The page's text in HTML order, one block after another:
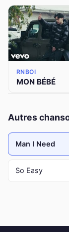
RNBOI
MON BÉBÉ
Autres
Man I Need
So Easy